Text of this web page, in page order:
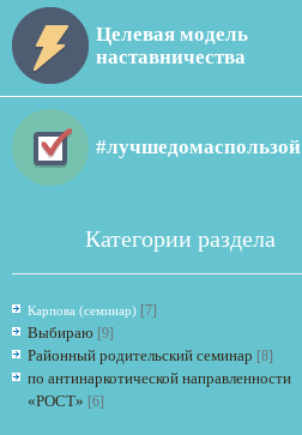
Целевая модель
наставничества
#лучшедомаспользой
Категории раздела
Карпова (семинар) [7]
Выбираю [9]
Районный родительский семинар [8]
по антинаркотической направленности
«РОСТ» [6]